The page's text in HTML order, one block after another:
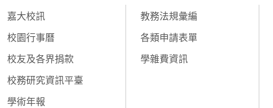
嘉大校訊
校園行事曆
校友及各界捐款
校務研究資訊平臺
學術年報
教務法規彙編
各類申請表單
學雜費資訊